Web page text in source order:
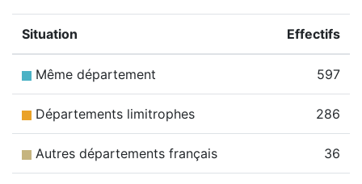
Situation Effectifs
Même département 597
Départements limitrophes 286
Autres départements français 36